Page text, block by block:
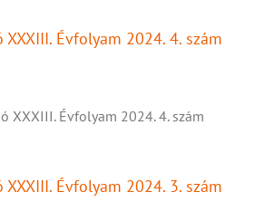
Évfolyam 2024. 4. szám
XXXIII. Évfolyam 2024. 4. szám
Évfolyam 2024. 3. szám